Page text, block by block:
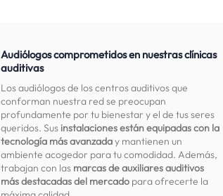
Audiólogos comprometidos en nuestras clínicas
auditivas
Los audiólogos de los centros auditivos que
conforman nuestra red se preocupan
profundamente por tu bienestar y el de tus seres
queridos. Sus instalaciones están equipadas con la
tecnología más avanzaday mantienen un
ambiente acogedor para tu comodidad. Además,
trabajan con las marcas de auxiliares auditivos
más destacadas del mercadopara ofrecerte la